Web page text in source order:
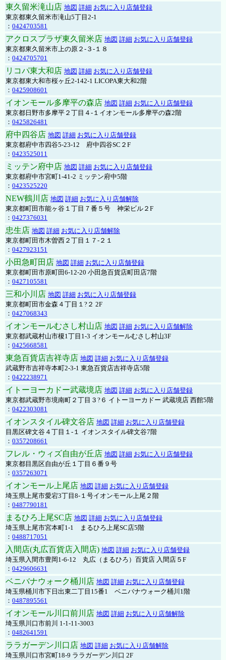
東久留米滝山店 地図 詳細 お気に入り店舗登録
東京都東久留米市滝山5丁目2-1
： 0424703581
アクロスプラザ東久留米店 地図 詳細 お気に入り店舗登録
東京都東久留米市上の原２-３-１８
： 0424705701
リコパ東大和店 地図 詳細 お気に入り店舗登録
東京都東大和市桜ヶ丘2-142-1 LICOPA東大和2階
： 0425908601
イオンモール多摩平の森店 地図 詳細 お気に入り店舗登録
東京都日野市多摩平２丁目４-１イオンモール多摩平の森2階
： 0425826481
府中四谷店 地図 詳細 お気に入り店舗登録
東京都府中市四谷5-23-12 府中四谷SC２F
： 0423525011
ミッテン府中店 地図 詳細 お気に入り店舗登録
東京都府中市宮町1-41-2 ミッテン府中5階
： 0423525220
NEW鶴川店 地図 詳細 お気に入り店舗解除
東京都町田市能ヶ谷１丁目７番５号 神栄ビル２F
： 0427376031
忠生店 地図 詳細 お気に入り店舗解除
東京都町田市木曽西２丁目１７-２１
： 0427923151
小田急町田店 地図 詳細 お気に入り店舗登録
東京都町田市原町田6-12-20 小田急百貨店町田店7階
： 0427105581
三和小川店 地図 詳細 お気に入り店舗登録
東京都町田市金森４丁目１?２ 2F
： 0427068343
イオンモールむさし村山店 地図 詳細 お気に入り店舗解除
東京都武蔵村山市榎1丁目1-3 イオンモールむさし村山3F
： 0425668581
東急百貨店吉祥寺店 地図 詳細 お気に入り店舗登録
武蔵野市吉祥寺本町2-3-1 東急百貨店吉祥寺店5階
： 0422238971
イトーヨーカドー武蔵境店 地図 詳細 お気に入り店舗登録
東京都武蔵野市境南町２丁目３?６ イトーヨーカドー 武蔵境店 西館5階
： 0422303081
イオンスタイル碑文谷店 地図 詳細 お気に入り店舗登録
目黒区碑文谷４丁目１-１ イオンスタイル碑文谷7階
： 0357208661
フレル・ウィズ自由が丘店 地図 詳細 お気に入り店舗登録
東京都目黒区自由が丘１丁目６番９号
： 0357263071
イオンモール上尾店 地図 詳細 お気に入り店舗登録
埼玉県上尾市愛宕3丁目8-１号イオンモール上尾２階
： 0487790181
まるひろ上尾SC店 地図 詳細 お気に入り店舗登録
埼玉県上尾市宮本町1-1 まるひろ上尾SC店5階
： 0488717051
入間店(丸広百貨店入間店) 地図 詳細 お気に入り店舗登録
埼玉県入間市豊岡1-6-12 丸広（まるひろ）百貨店 入間店５F
： 0429606631
ベニバナウォーク桶川店 地図 詳細 お気に入り店舗登録
埼玉県桶川市下日出東二丁目15番1 ベニバナウォーク桶川1階
： 0487895561
イオンモール川口前川店 地図 詳細 お気に入り店舗解除
埼玉県川口市前川 1-1-11-3003
： 0482641591
ララガーデン川口店 地図 詳細 お気に入り店舗解除
埼玉県川口市宮町18-9 ララガーデン川口 2F